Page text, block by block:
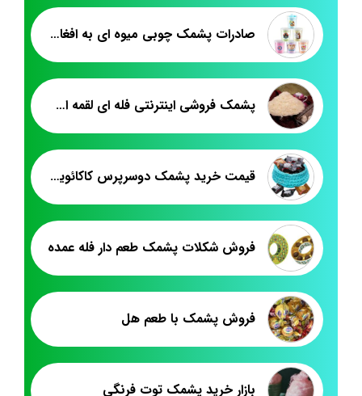
صادرات پشمک چوبی میوه ای به افغانستان
پشمک فروشی اینترنتی فله ای لقمه ای در ایران
قیمت خرید پشمک دوسرپرس کاکائویی شیرین وطن
فروش شکلات پشمک طعم دار فله عمده
فروش پشمک با طعم هل
بازار خرید پشمک توت فرنگی